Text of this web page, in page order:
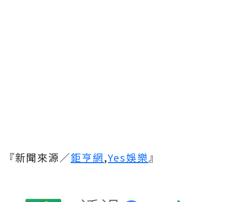
『新聞來源／鉅亨網,Yes娛樂』